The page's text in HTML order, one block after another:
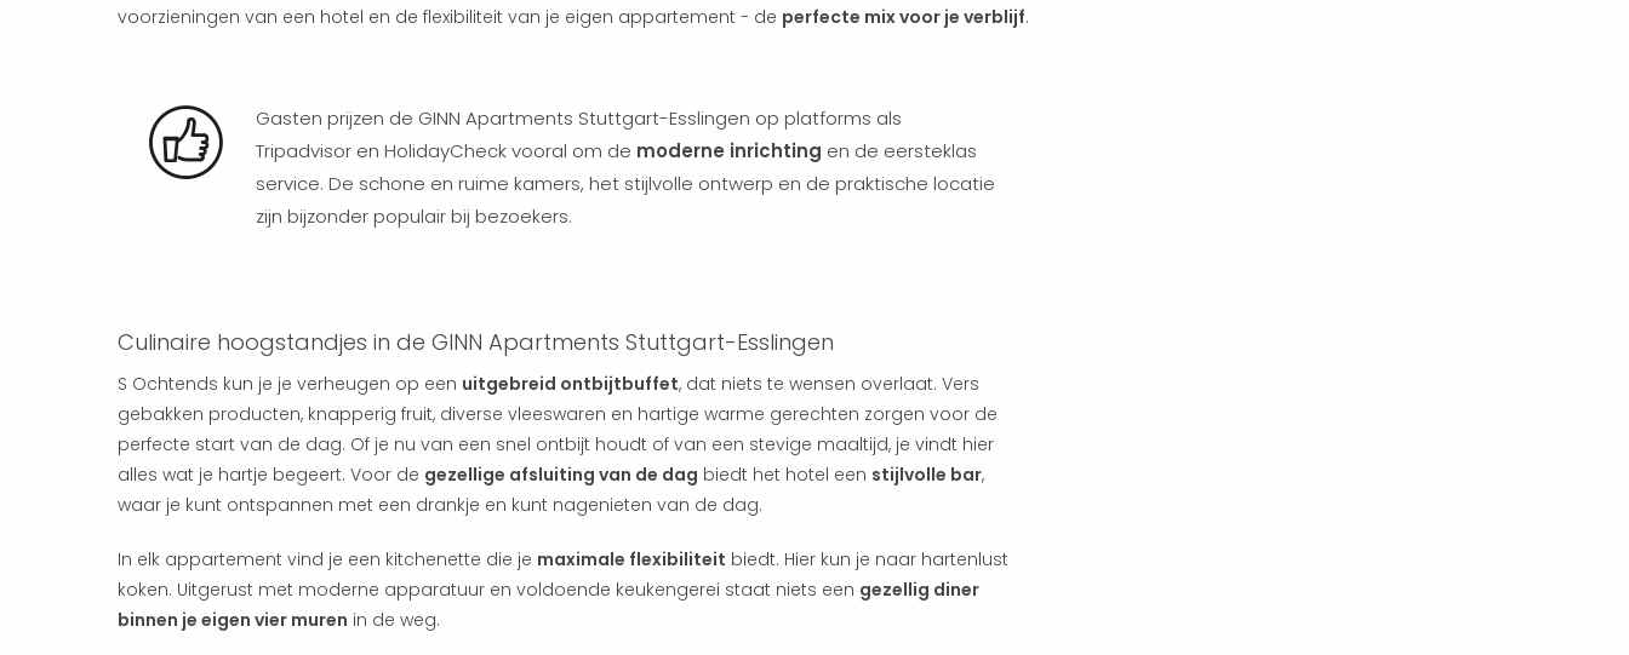
voorzieningen van een hotel en de flexibiliteit van je eigen appartement - de perfecte mix voor je verblijf.
Gasten prijzen de GINN Apartments Stuttgart-Esslingen op platforms als
Tripadvisor en HolidayCheck vooral om de moderne inrichting en de eersteklas
service. De schone en ruime kamers, het stijlvolle ontwerp en de praktische locatie
zijn bijzonder populair bij bezoekers.
Culinaire hoogstandjes in de GINN Apartments Stuttgart-Esslingen
S Ochtends kun je je verheugen op een uitgebreid ontbijtbuffet, dat niets te wensen overlaat. Vers
gebakken producten, knapperig fruit, diverse vleeswaren en hartige warme gerechten zorgen voor de
perfecte start van de dag. Of je nu van een snel ontbijt houdt of van een stevige maaltijd, je vindt hier
alles wat je hartje begeert. Voor de gezellige afsluiting van de dag biedt het hotel een stijlvolle bar,
waar je kunt ontspannen met een drankje en kunt nagenieten van de dag.
In elk appartement vind je een kitchenette die je maximale flexibiliteit biedt. Hier kun je naar hartenlust
koken. Uitgerust met moderne apparatuur en voldoende keukengerei staat niets een gezellig diner
binnen je eigen vier muren in de weg.